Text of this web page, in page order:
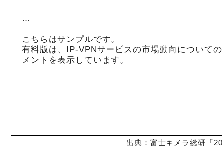
…
こちらはサンプルです。
有料版は、IP-VPNサービスの市場動向について
メントを表示しています。
出典：富士キメラ総研「